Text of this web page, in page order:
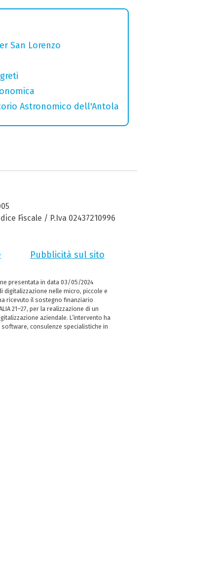
San Lorenzo
Astronomico dell'Antola
Fiscale / P.Iva 02437210996
Pubblicità sul sito
presentata in data 03/05/2024
digitalizzazione nelle micro, piccole e
ricevuto il sostegno finanziario
21–27, per la realizzazione di un
aziendale. L’intervento ha
consulenze specialistiche in